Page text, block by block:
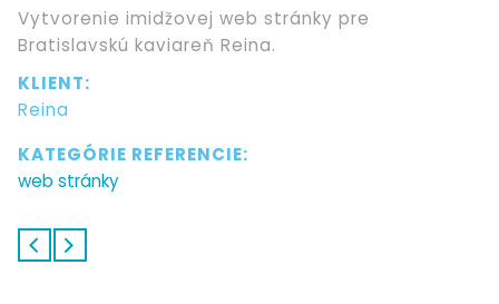
Vytvorenie imidžovej web stránky pre
Bratislavskú kaviareň Reina.
KLIENT:
Reina
KATEGÓRIE REFERENCIE:
web stránky